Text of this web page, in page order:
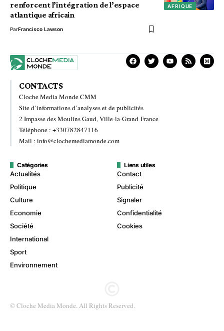
AFRIQUE
renforcent l’intégration de l’espace
atlantique africain
ParFrancisco Lawson
CONTACTS
Cloche Media Monde CMM
Site d’informations d’analyses et de publicités
2 Impasse des Moulins Gaud, Ville-la-Grand France
Téléphone : +330782847116
Mail : info@clochemediamonde.com
Catégories
Actualités
Politique
Culture
Economie
Société
International
Sport
Environnement
Liens utiles
Contact
Publicité
Signaler
Confidentialité
Cookies
© Cloche Media Monde. All Rights Reserved.